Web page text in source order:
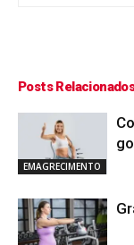
Posts
EMAGRECIMENTO